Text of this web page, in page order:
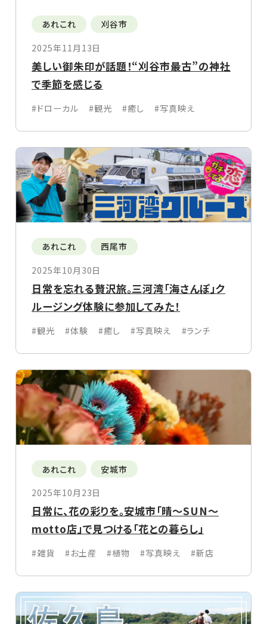
あれこれ
刈谷市
2025年11月13日
美しい御朱印が話題！“刈谷市最古”の神社
で季節を感じる
#ドローカル #観光 #癒し #写真映え
あれこれ
西尾市
2025年10月30日
日常を忘れる贅沢旅。三河湾「海さんぽ」ク
ルージング体験に参加してみた！
#観光 #体験 #癒し #写真映え #ランチ
あれこれ
安城市
2025年10月23日
日常に、花の彩りを。安城市「晴〜SUN〜
motto店」で見つける「花との暮らし」
#雑貨 #お土産 #植物 #写真映え #新店